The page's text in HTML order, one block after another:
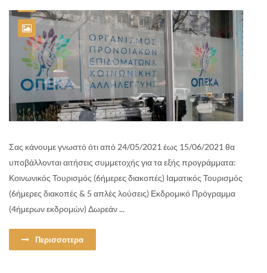
Σας κάνουμε γνωστό ότι από 24/05/2021 έως 15/06/2021 θα
υποβάλλονται αιτήσεις συμμετοχής για τα εξής προγράμματα:
Κοινωνικός Τουρισμός (6ήμερες διακοπές) Ιαματικός Τουρισμός
(6ήμερες διακοπές & 5 απλές λούσεις) Εκδρομικό Πρόγραμμα
(4ήμερων εκδρομών) Δωρεάν ...
Περισσοτερα